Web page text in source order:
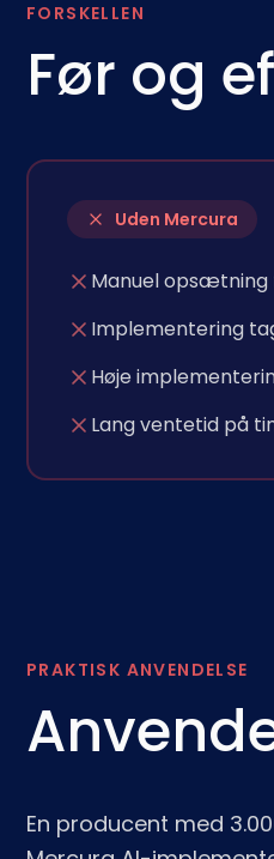
FORSKELLEN
Før og
Uden Mercura
Manuel opsætning
Implementering
Høje
Lang ventetid på
PRAKTISK ANVENDELSE
En producent med